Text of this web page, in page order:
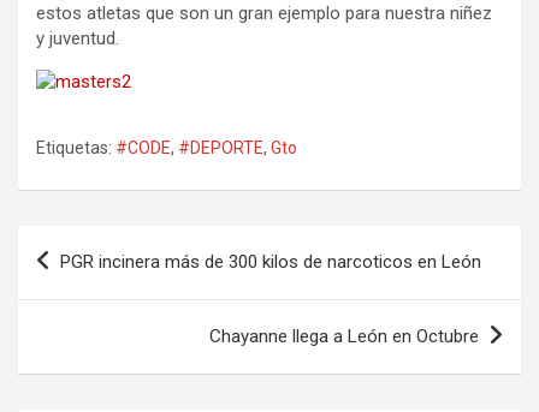
estos atletas que son un gran ejemplo para nuestra niñez
y juventud.
Etiquetas: #CODE, #DEPORTE, Gto
Navegación
PGR incinera más de 300 kilos de narcoticos en León
Chayanne llega a León en Octubre